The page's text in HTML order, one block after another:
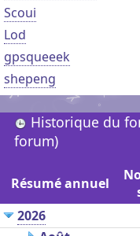
Scoui
Lod
gpsqueeek
shepeng
Historique du
forum)
Résumé annuel
2026